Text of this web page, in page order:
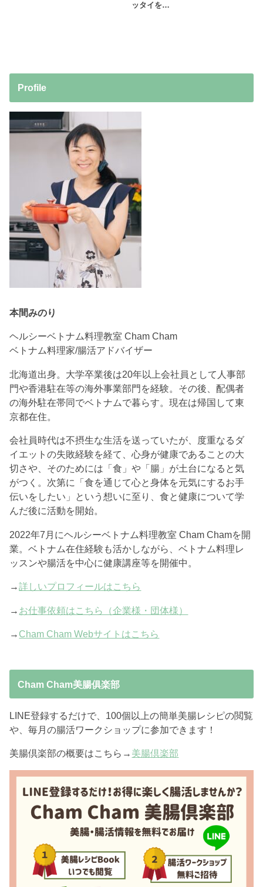
ッタイを…
Profile
本間みのり
ヘルシーベトナム料理教室 Cham Cham
ベトナム料理家/腸活アドバイザー
北海道出身。大学卒業後は20年以上会社員として人事部
門や香港駐在等の海外事業部門を経験。その後、配偶者
の海外駐在帯同でベトナムで暮らす。現在は帰国して東
京都在住。
会社員時代は不摂生な生活を送っていたが、度重なるダ
イエットの失敗経験を経て、心身が健康であることの大
切さや、そのためには「食」や「腸」が土台になると気
がつく。次第に「食を通じて心と身体を元気にするお手
伝いをしたい」という想いに至り、食と健康について学
んだ後に活動を開始。
2022年7月にヘルシーベトナム料理教室 Cham Chamを開
業。ベトナム在住経験も活かしながら、ベトナム料理レ
ッスンや腸活を中心に健康講座等を開催中。
→詳しいプロフィールはこちら
→ お仕事依頼はこちら（企業様・団体様）
→ Cham Cham Webサイトはこちら
Cham Cham美腸俱楽部
LINE登録するだけで、100個以上の簡単美腸レシピの閲覧
や、毎月の腸活ワークショップに参加できます！
美腸倶楽部の概要はこちら→ 美腸倶楽部